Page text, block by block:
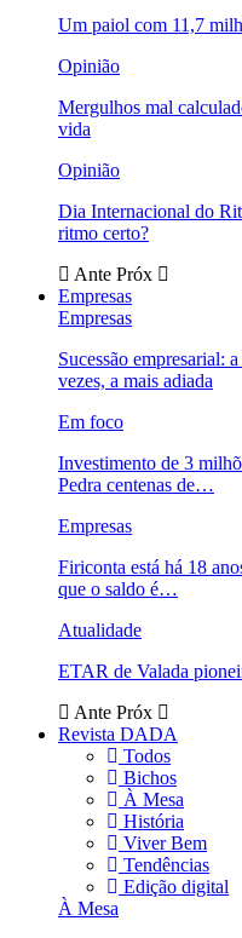
Um paiol com 11,7
Opinião
Mergulhos mal
vida
Opinião
Dia Internacional do
ritmo certo?
Ante Próx
Empresas
Empresas
Sucessão empresarial:
vezes, a mais adiada
Em foco
Investimento de 3
Pedra centenas de…
Empresas
Firiconta está há 18
que o saldo é…
Atualidade
ETAR de Valada
Ante Próx
Revista DADA
Todos
Bichos
À Mesa
História
Viver Bem
Tendências
Edição digital
À Mesa